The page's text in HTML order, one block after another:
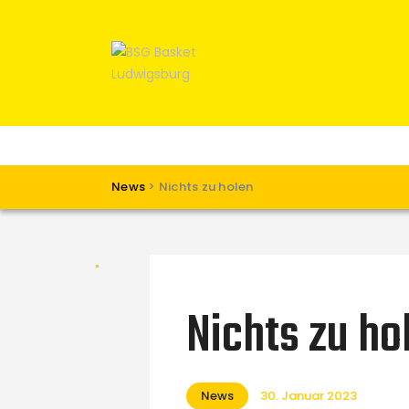
News > Nichts zu holen
Nichts zu
News 30. Januar 2023